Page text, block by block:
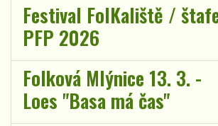
Festival FolKaliště /
PFP 2026
Folková Mlýnice 13. 3. -
Loes "Basa má čas"